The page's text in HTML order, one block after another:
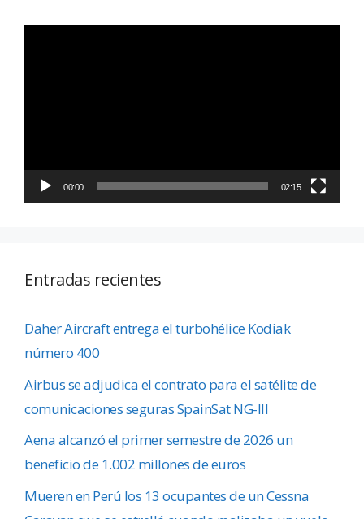
00:00 02:15
Entradas recientes
Daher Aircraft entrega el turbohélice Kodiak
número 400
Airbus se adjudica el contrato para el satélite de
comunicaciones seguras SpainSat NG-III
Aena alcanzó el primer semestre de 2026 un
beneficio de 1.002 millones de euros
Mueren en Perú los 13 ocupantes de un Cessna